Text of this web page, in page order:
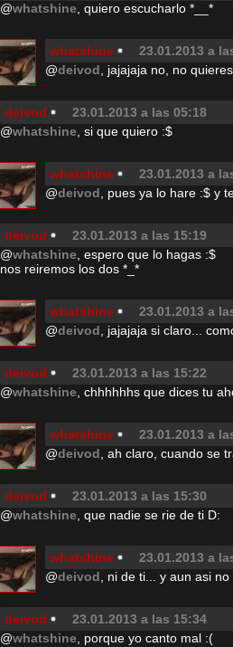
@whatshine , quiero escucharlo *__*
whatshine
23.01.2013 a
@deivod , jajajaja no, no
deivod
23.01.2013 a las 05:18
@whatshine , si que quiero :$
whatshine
23.01.2013 a
@deivod , pues ya lo hare :$ y
deivod
23.01.2013 a las 15:19
@whatshine , espero que lo hagas :$
nos reiremos los dos *_*
whatshine
23.01.2013 a
@deivod , jajajaja si claro...
deivod
23.01.2013 a las 15:22
@whatshine , chhhhhhs que dices tu
whatshine
23.01.2013 a
@deivod , ah claro, cuando se
deivod
23.01.2013 a las 15:30
@whatshine , que nadie se rie de ti D:
whatshine
23.01.2013 a
@deivod , ni de ti... y aun asi
deivod
23.01.2013 a las 15:34
@whatshine , porque yo canto mal :(